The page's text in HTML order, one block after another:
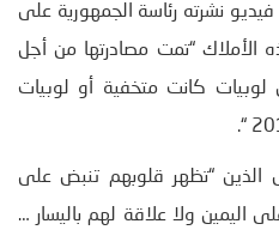
نشرته رئاسة الجمهورية على
الأملاك “تمت مصادرتها من أجل
لوبيات كانت متخفية أو لوبيات
الذين “تظهر قلوبهم تنبض على
اليمين ولا علاقة لهم باليسار …